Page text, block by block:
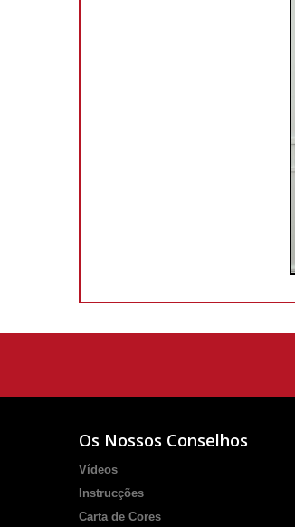
Os Nossos Conselhos
Vídeos
Instrucções
Carta de Cores